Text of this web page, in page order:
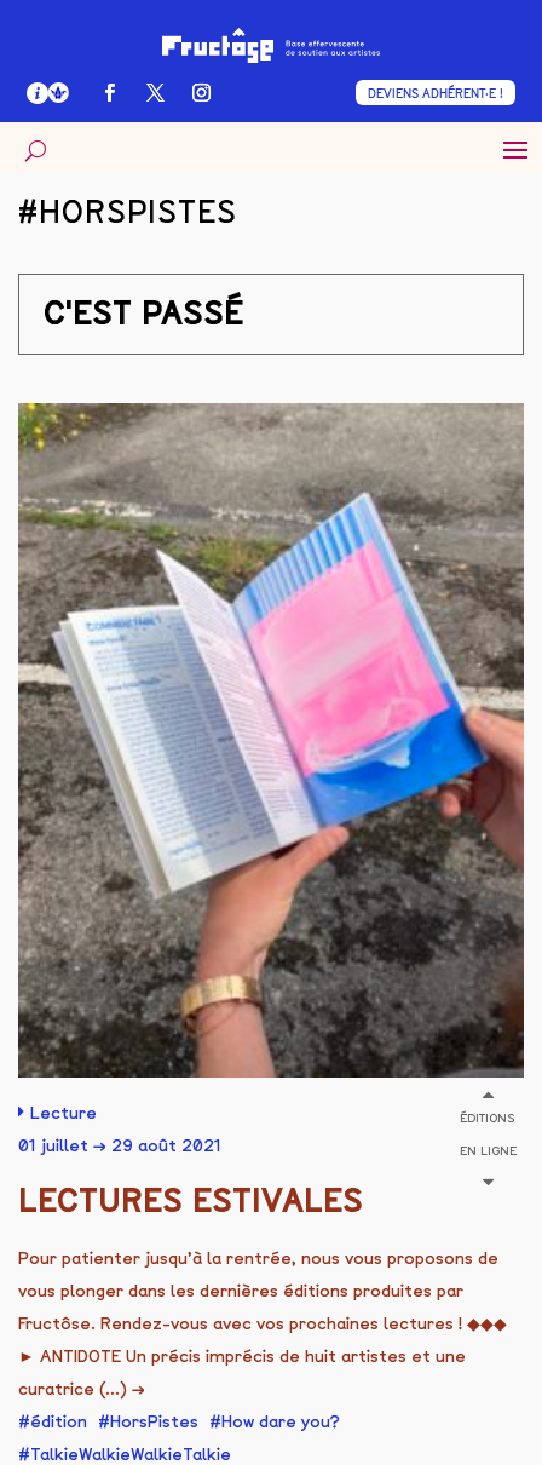
DEVIENS ADHÉRENT·E !
#HORSPISTES
C'EST PASSÉ
Lecture
01 juillet → 29 août 2021
ÉDITIONS
EN LIGNE
LECTURES ESTIVALES
Pour patienter jusqu’à la rentrée, nous vous proposons de
vous plonger dans les dernières éditions produites par
Fructôse. Rendez-vous avec vos prochaines lectures ! ◆◆◆
► ANTIDOTE Un précis imprécis de huit artistes et une
curatrice (...) →
édition
HorsPistes
How dare you?
TalkieWalkieWalkieTalkie